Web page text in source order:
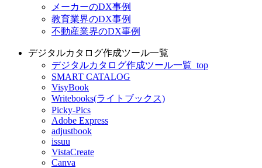
メーカーのDX事例
教育業界のDX事例
不動産業界のDX事例
デジタルカタログ作成ツール一覧
デジタルカタログ作成ツール一覧_top
SMART CATALOG
VisyBook
Writebooks(ライトブックス)
Picky-Pics
Adobe Express
adjustbook
issuu
VistaCreate
Canva